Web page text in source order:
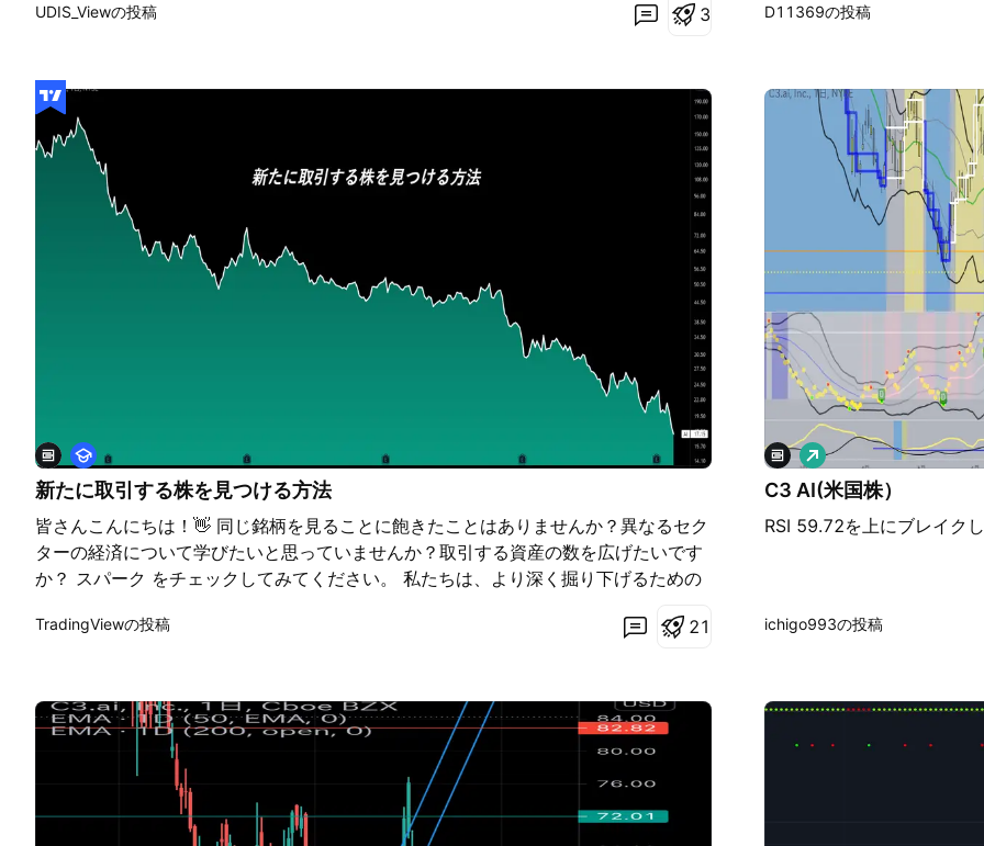
た。同社の強みは、数十億ドルを投じて開発された特許取得済みの「C3 Agentic
重要な進展として、米空軍の「迅速整備室（RSO）」との契約拡大があります。この
契約は2029年までに契約上限額を4億5000万ドルに引き上げ、同社の予測保守プラ
ットフォーム「PANDA」の空軍機への広範な導入を支援します。この大規模な契約
は、長期的な収益源としての意義を持つだけでなく、これまでにない規模での技術の
評価を示すものであり、米国国防総省における最大規模のAI導入事例となる可能性が
高い。 財務面でもC3.aiは顕著な成長の勢いを見せています。同社は最近、過去最高
となる第4四半期決算を発表し、売上は1億870万ドルで前年比26％増加しました。こ
れは、主にサブスクリプションおよびエンジニアリングサービスの大幅な成長による
ものです。Baker Hughes、Microsoft Azure、Amazon Web Servicesといった業界
大手との戦略的提携も、新たな契約獲得を加速し、市場アクセスを拡大し、営業サイ
クルを短縮しながら影響力を高めています。短期的には収益化が焦点となる一方、
2026年度には15～25％の売上成長が見込まれ、アナリストの平均目標株価も大幅な
上昇を示唆しており、企業向けAI分野でのさらなる成長が大いに期待される。
UDIS_Viewの投稿 3 D11369の投稿
新たに取引する株を見つける方法
皆さんこんにちは！👋 同じ銘柄を見ることに飽きたことはありませんか？異なるセク
ターの経済について学びたいと思っていませんか？取引する資産の数を広げたいです
か？ スパーク をチェックしてみてください。 私たちは、より深く掘り下げるための
つけるためにスパークを作成しました。スパークは、興味深いテーマごとに構築した
されている企業 ⌛ 死者産業銘柄 : 誰かが棺桶でお金を稼がないといけませんよね？💀
宇宙関連銘柄 : ポートフォリオを無重力で爆発させたいときに 🚀 -チーム
教
育
TradingViewの投稿 21
C3 AI(米国株）
RSI 59.72を上にブレイク
ロ
ン
グ
ichigo993の投稿